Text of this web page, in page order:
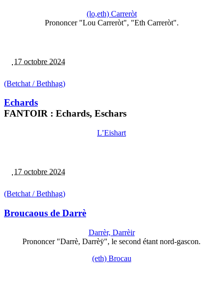
(lo,eth) Carreròt
Prononcer "Lou Carreròt", "Eth Carreròt".
17 octobre 2024
(Betchat / Bethhag)
Echards
FANTOIR : Echards, Eschars
L’Eishart
17 octobre 2024
(Betchat / Bethhag)
Broucaous de Darrè
Darrèr, Darrèir
Prononcer "Darrè, Darrèÿ", le second étant nord-gascon.
(eth) Brocau